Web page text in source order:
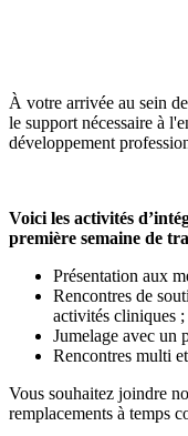
À votre arrivée au sein
le support nécessaire à
développement
Voici les activités
première semaine de
Présentation aux
Rencontres de
activités cliniques ;
Jumelage avec un
Rencontres multi
Vous souhaitez joindre
remplacements à temps